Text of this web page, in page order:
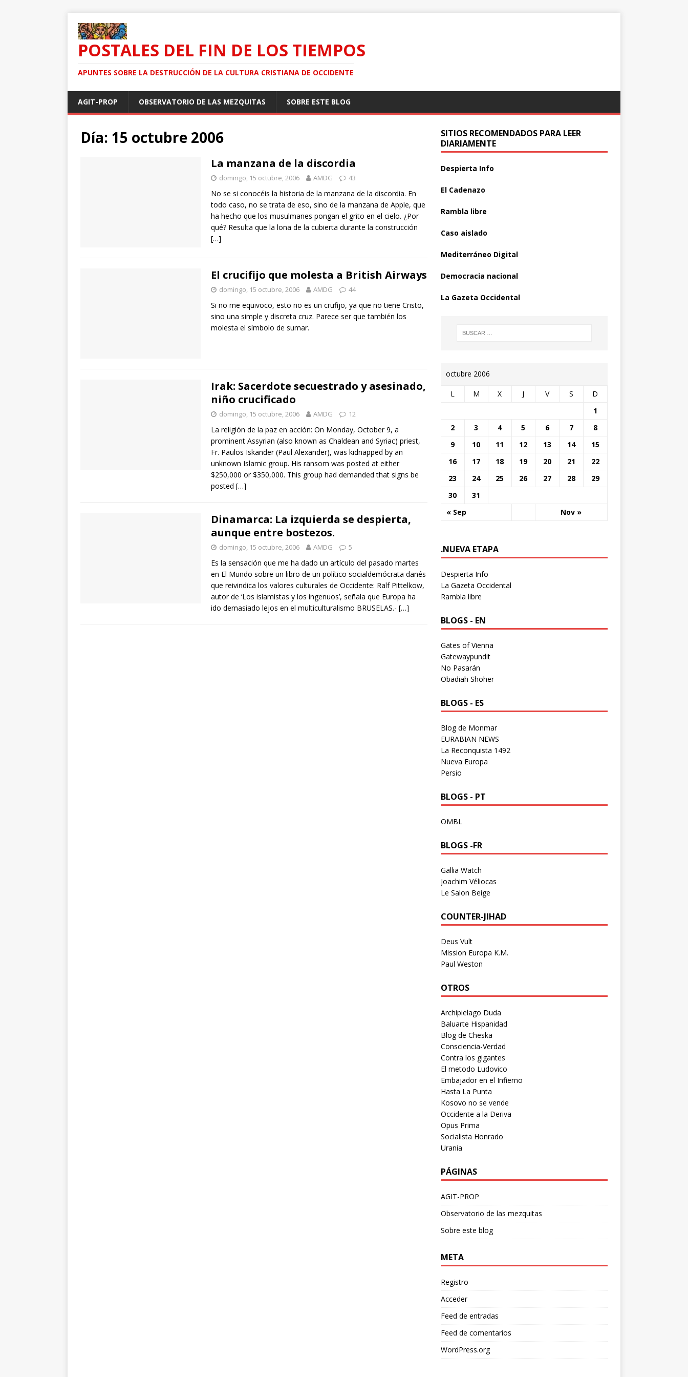
POSTALES DEL FIN DE LOS TIEMPOS
APUNTES SOBRE LA DESTRUCCIÓN DE LA CULTURA CRISTIANA DE OCCIDENTE
AGIT-PROP OBSERVATORIO DE LAS MEZQUITAS SOBRE ESTE BLOG
Día: 15 octubre 2006
La manzana de la discordia
domingo, 15 octubre, 2006 AMDG 43
No se si conocéis la historia de la manzana de la discordia. En
todo caso, no se trata de eso, sino de la manzana de Apple, que
ha hecho que los musulmanes pongan el grito en el cielo. ¿Por
qué? Resulta que la lona de la cubierta durante la construcción
[…]
El crucifijo que molesta a British Airways
domingo, 15 octubre, 2006 AMDG 44
Si no me equivoco, esto no es un crufijo, ya que no tiene Cristo,
sino una simple y discreta cruz. Parece ser que también los
molesta el símbolo de sumar.
Irak: Sacerdote secuestrado y asesinado,
niño crucificado
domingo, 15 octubre, 2006 AMDG 12
La religión de la paz en acción: On Monday, October 9, a
prominent Assyrian (also known as Chaldean and Syriac) priest,
Fr. Paulos Iskander (Paul Alexander), was kidnapped by an
unknown Islamic group. His ransom was posted at either
$250,000 or $350,000. This group had demanded that signs be
posted […]
Dinamarca: La izquierda se despierta,
aunque entre bostezos.
domingo, 15 octubre, 2006 AMDG 5
Es la sensación que me ha dado un artículo del pasado martes
en El Mundo sobre un libro de un político socialdemócrata danés
que reivindica los valores culturales de Occidente: Ralf Pittelkow,
autor de ‘Los islamistas y los ingenuos’, señala que Europa ha
ido demasiado lejos en el multiculturalismo BRUSELAS.- […]
SITIOS RECOMENDADOS PARA LEER
DIARIAMENTE
Despierta Info
El Cadenazo
Rambla libre
Caso aislado
Mediterráneo Digital
Democracia nacional
La Gazeta Occidental
octubre 2006
L M X J V S D
« Sep Nov »
1
2
3 4 5 6 7
8
9
10 11 12 13 14
15
16
17 18 19 20 21
22
23
24 25 26 27 28
29
30
31
.NUEVA ETAPA
Despierta Info
La Gazeta Occidental
Rambla libre
BLOGS - EN
Gates of Vienna
Gatewaypundit
No Pasarán
Obadiah Shoher
BLOGS - ES
Blog de Monmar
EURABIAN NEWS
La Reconquista 1492
Nueva Europa
Persio
BLOGS - PT
OMBL
BLOGS -FR
Gallia Watch
Joachim Véliocas
Le Salon Beige
COUNTER-JIHAD
Deus Vult
Mission Europa K.M.
Paul Weston
OTROS
Archipielago Duda
Baluarte Hispanidad
Blog de Cheska
Consciencia-Verdad
Contra los gigantes
El metodo Ludovico
Embajador en el Infierno
Hasta La Punta
Kosovo no se vende
Occidente a la Deriva
Opus Prima
Socialista Honrado
Urania
PÁGINAS
AGIT-PROP
Observatorio de las mezquitas
Sobre este blog
META
Registro
Acceder
Feed de entradas
Feed de comentarios
WordPress.org